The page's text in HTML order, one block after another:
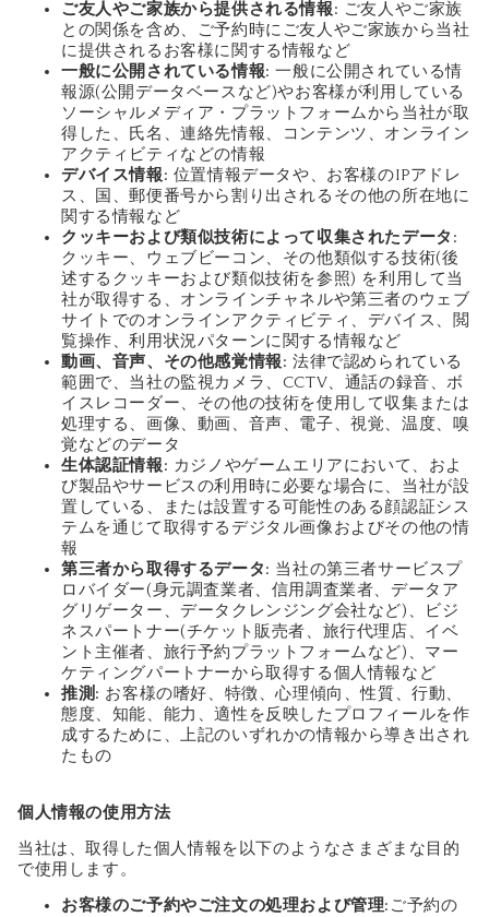
ご友人やご家族から提供される情報 : ご友人やご家族
との関係を含め、ご予約時にご友人やご家族から当社
に提供されるお客様に関する情報など
一般に公開されている情報: 一般に公開されている情
報源(公開データベースなど)やお客様が利用している
ソーシャルメディア・プラットフォームから当社が取
得した、氏名、連絡先情報、コンテンツ、オンライン
アクティビティなどの情報
デバイス情報 : 位置情報データや、お客様のIPアドレ
ス、国、郵便番号から割り出されるその他の所在地に
関する情報など
クッキーおよび類似技術によって収集されたデータ :
クッキー、ウェブビーコン、その他類似する技術(後
述するクッキーおよび類似技術を参照) を利用して当
社が取得する、オンラインチャネルや第三者のウェブ
サイトでのオンラインアクティビティ、デバイス、閲
覧操作、利用状況パターンに関する情報など
動画、音声、その他感覚情報 : 法律で認められている
範囲で、当社の監視カメラ、CCTV、通話の録音、ボ
イスレコーダー、その他の技術を使用して収集または
処理する、画像、動画、音声、電子、視覚、温度、嗅
覚などのデータ
生体認証情報 : カジノやゲームエリアにおいて、およ
び製品やサービスの利用時に必要な場合に、当社が設
置している、または設置する可能性のある顔認証シス
テムを通じて取得するデジタル画像およびその他の情
報
第三者から取得するデータ : 当社の第三者サービスプ
ロバイダー(身元調査業者、信用調査業者、データア
グリゲーター、データクレンジング会社など)、ビジ
ネスパートナー(チケット販売者、旅行代理店、イベ
ント主催者、旅行予約プラットフォームなど)、マー
ケティングパートナーから取得する個人情報など
推測 : お客様の嗜好、特徴、心理傾向、性質、行動、
態度、知能、能力、適性を反映したプロフィールを作
成するために、上記のいずれかの情報から導き出され
たもの
個人情報の使用方法
当社は、取得した個人情報を以下のようなさまざまな目的
で使用します。
お客様のご予約やご注文の処理および管理:ご予約の